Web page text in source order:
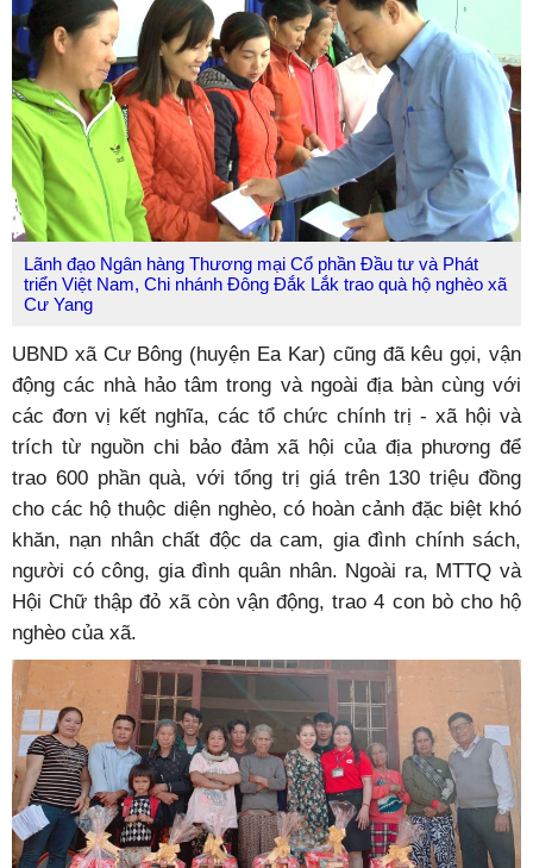
Lãnh đạo Ngân hàng Thương mại Cổ phần Đầu tư và Phát
triển Việt Nam, Chi nhánh Đông Đắk Lắk trao quà hộ nghèo xã
Cư Yang
UBND xã Cư Bông (huyện Ea Kar) cũng đã kêu gọi, vận
động các nhà hảo tâm trong và ngoài địa bàn cùng với
các đơn vị kết nghĩa, các tổ chức chính trị - xã hội và
trích từ nguồn chi bảo đảm xã hội của địa phương để
trao 600 phần quà, với tổng trị giá trên 130 triệu đồng
cho các hộ thuộc diện nghèo, có hoàn cảnh đặc biệt khó
khăn, nạn nhân chất độc da cam, gia đình chính sách,
người có công, gia đình quân nhân. Ngoài ra, MTTQ và
Hội Chữ thập đỏ xã còn vận động, trao 4 con bò cho hộ
nghèo của xã.